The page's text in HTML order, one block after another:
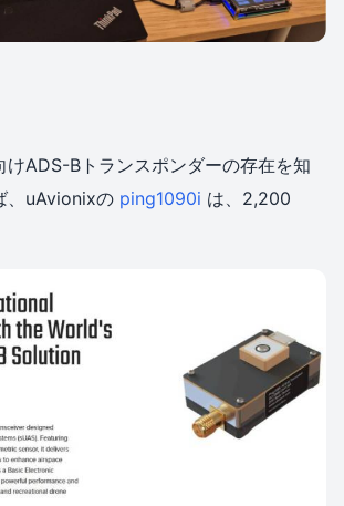
けADS-Bトランスポンダーの存在を知
、uAvionixの ping1090i は、2,200